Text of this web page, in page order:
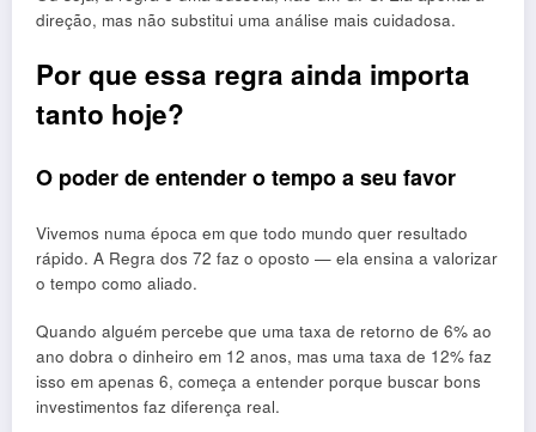
direção, mas não substitui uma análise mais cuidadosa.
Por que essa regra ainda importa
tanto hoje?
O poder de entender o tempo a seu favor
Vivemos numa época em que todo mundo quer resultado
rápido. A Regra dos 72 faz o oposto — ela ensina a valorizar
o tempo como aliado.
Quando alguém percebe que uma taxa de retorno de 6% ao
ano dobra o dinheiro em 12 anos, mas uma taxa de 12% faz
isso em apenas 6, começa a entender porque buscar bons
investimentos faz diferença real.